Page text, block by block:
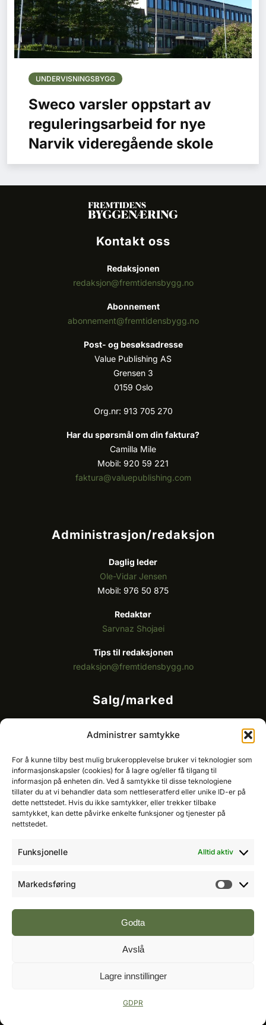
Administrer samtykke
For å kunne tilby best mulig brukeropplevelse bruker vi teknologier som
informasjonskapsler (cookies) for å lagre og/eller få tilgang til
informasjon på enheten din. Ved å samtykke til disse teknologiene
tillater du at vi behandler data som nettleseratferd eller unike ID-er på
dette nettstedet. Hvis du ikke samtykker, eller trekker tilbake
samtykket, kan dette påvirke enkelte funksjoner og tjenester på
nettstedet.
Funksjonelle Alltid aktiv
Markedsføring
Godta
Avslå
Lagre innstillinger
GDPR
UNDERVISNINGSBYGG
Sweco varsler oppstart av
reguleringsarbeid for nye
Narvik videregående skole
Kontakt oss
Redaksjonen
redaksjon@fremtidensbygg.no
Abonnement
abonnement@fremtidensbygg.no
Post- og besøksadresse
Value Publishing AS
Grensen 3
0159 Oslo
Org.nr: 913 705 270
Har du spørsmål om din faktura?
Camilla Mile
Mobil: 920 59 221
faktura@valuepublishing.com
Administrasjon/redaksjon
Daglig leder
Ole-Vidar Jensen
Mobil: 976 50 875
Redaktør
Sarvnaz Shojaei
Tips til redaksjonen
redaksjon@fremtidensbygg.no
Salg/marked
Ole-Vidar Jensen
Mobil: 976 50 875
E-post:ole@fremtidensbygg.no
Key account manager
Cristian Fatah
god presseskikk.
Reserved.